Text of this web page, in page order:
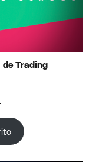
de Trading
original era: $350.
precio actual es: $10.